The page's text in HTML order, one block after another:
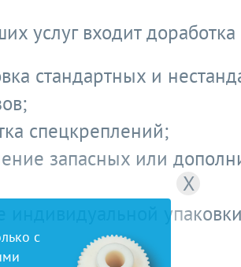
услуг входит доработка
стандартных и
спецкреплений;
запасных или
индивидуальной
X
с